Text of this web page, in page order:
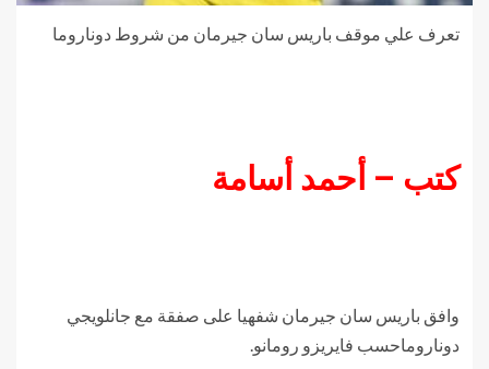
تعرف علي موقف باريس سان جيرمان من شروط دوناروما
كتب – أحمد أسامة
وافق باريس سان جيرمان شفهيا على صفقة مع جانلويجي
دوناروماحسب فايريزو رومانو.